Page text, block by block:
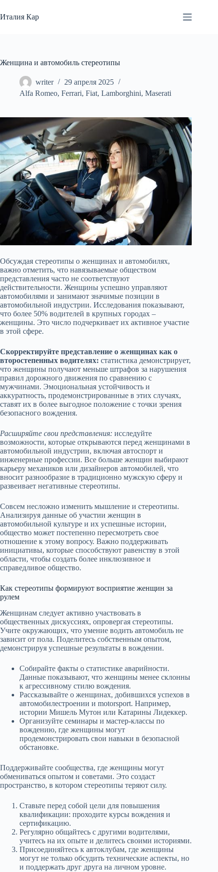
к
сути
Италия Кар
Женщина и автомобиль стереотипы
writer
29 апреля 2025
Alfa Romeo, Ferrari, Fiat, Lamborghini, Maserati
Обсуждая стереотипы о женщинах и автомобилях,
важно отметить, что навязываемые обществом
представления часто не соответствуют
действительности. Женщины успешно управляют
автомобилями и занимают значимые позиции в
автомобильной индустрии. Исследования показывают,
что более 50% водителей в крупных городах –
женщины. Это число подчеркивает их активное участие
в этой сфере.
Скорректируйте представление о женщинах как о
второстепенных водителях: статистика демонстрирует,
что женщины получают меньше штрафов за нарушения
правил дорожного движения по сравнению с
мужчинами. Эмоциональная устойчивость и
аккуратность, продемонстрированные в этих случаях,
ставят их в более выгодное положение с точки зрения
безопасного вождения.
Расширяйте свои представления: исследуйте
возможности, которые открываются перед женщинами в
автомобильной индустрии, включая автоспорт и
инженерные профессии. Все больше женщин выбирают
карьеру механиков или дизайнеров автомобилей, что
вносит разнообразие в традиционно мужскую сферу и
развеивает негативные стереотипы.
Совсем несложно изменить мышление и стереотипы.
Анализируя данные об участии женщин в
автомобильной культуре и их успешные истории,
общество может постепенно пересмотреть свое
отношение к этому вопросу. Важно поддерживать
инициативы, которые способствуют равенству в этой
области, чтобы создать более инклюзивное и
справедливое общество.
Как стереотипы формируют восприятие женщин за
рулем
Женщинам следует активно участвовать в
общественных дискуссиях, опровергая стереотипы.
Учите окружающих, что умение водить автомобиль не
зависит от пола. Поделитесь собственным опытом,
демонстрируя успешные результаты в вождении.
Собирайте факты о статистике аварийности.
Данные показывают, что женщины менее склонны
к агрессивному стилю вождения.
Рассказывайте о женщинах, добившихся успехов в
автомобилестроении и motorsport. Например,
истории Мишель Мутон или Катарины Лидеккер.
Организуйте семинары и мастер-классы по
вождению, где женщины могут
продемонстрировать свои навыки в безопасной
обстановке.
Поддерживайте сообщества, где женщины могут
обмениваться опытом и советами. Это создаст
пространство, в котором стереотипы теряют силу.
Ставьте перед собой цели для повышения
квалификации: проходите курсы вождения и
сертификацию.
Регулярно общайтесь с другими водителями,
учитесь на их опыте и делитесь своими историями.
Присоединяйтесь к автоклубам, где женщины
могут не только обсудить технические аспекты, но
и поддержать друг друга на личном уровне.